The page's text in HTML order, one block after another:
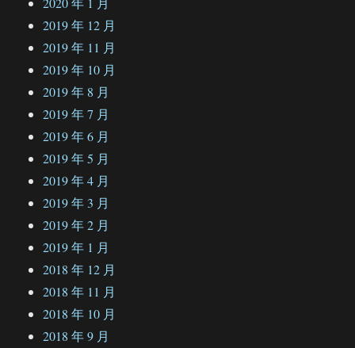
2019 年 12 月
2019 年 11 月
2019 年 10 月
2019 年 8 月
2019 年 7 月
2019 年 6 月
2019 年 5 月
2019 年 4 月
2019 年 3 月
2019 年 2 月
2019 年 1 月
2018 年 12 月
2018 年 11 月
2018 年 10 月
2018 年 9 月